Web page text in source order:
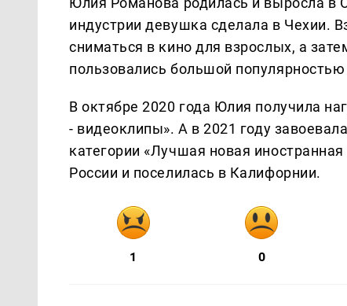
индустрии девушка сделала в Чехии.
сниматься в кино для взрослых, а
пользовались большой
В октябре 2020 года Юлия получила
- видеоклипы». А в 2021 году
категории «Лучшая новая
России и поселилась в Калифорнии.
1 0